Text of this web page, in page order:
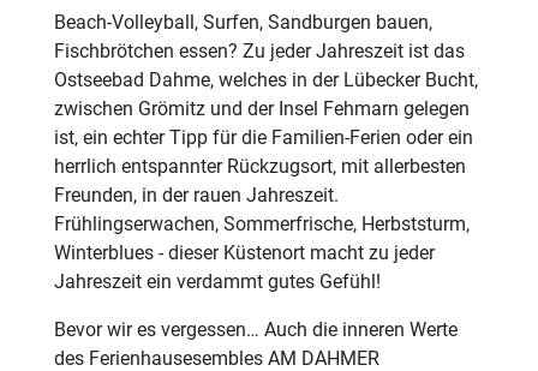
Beach-Volleyball, Surfen, Sandburgen bauen,
Fischbrötchen essen? Zu jeder Jahreszeit ist das
Ostseebad Dahme, welches in der Lübecker Bucht,
zwischen Grömitz und der Insel Fehmarn gelegen
ist, ein echter Tipp für die Familien-Ferien oder ein
herrlich entspannter Rückzugsort, mit allerbesten
Freunden, in der rauen Jahreszeit.
Frühlingserwachen, Sommerfrische, Herbststurm,
Winterblues - dieser Küstenort macht zu jeder
Jahreszeit ein verdammt gutes Gefühl!
Bevor wir es vergessen… Auch die inneren Werte
des Ferienhausesembles AM DAHMER